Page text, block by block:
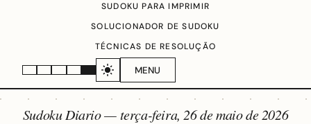
MENU
SUDOKU PARA IMPRIMIR
SOLUCIONADOR DE SUDOKU
TÉCNICAS DE RESOLUÇÃO
Sudoku Diario —terça-feira, 26 de maio de 2026